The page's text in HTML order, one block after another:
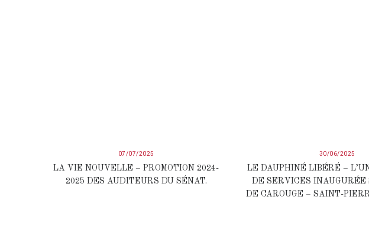
07/07/2025
LA VIE NOUVELLE – PROMOTION 2024-
2025 DES AUDITEURS DU SÉNAT.
30/06/2025
LE DAUPHINÉ LIBÉRÉ –
DE SERVICES INAUGURÉE
DE CAROUGE – SAINT-